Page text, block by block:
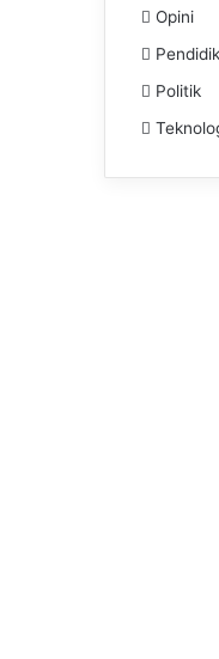
Opini
Politik